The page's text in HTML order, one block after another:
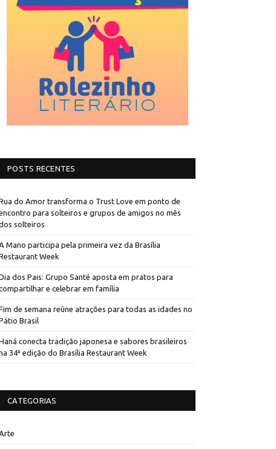
POSTS RECENTES
do Amor transforma o Trust Love em ponto de
para solteiros e grupos de amigos no mês
solteiros
Mano participa pela primeira vez da Brasília
Week
dos Pais: Grupo Santé aposta em pratos para
e celebrar em família
de semana reúne atrações para todas as idades no
Brasil
conecta tradição japonesa e sabores brasileiros
34ª edição do Brasília Restaurant Week
CATEGORIAS